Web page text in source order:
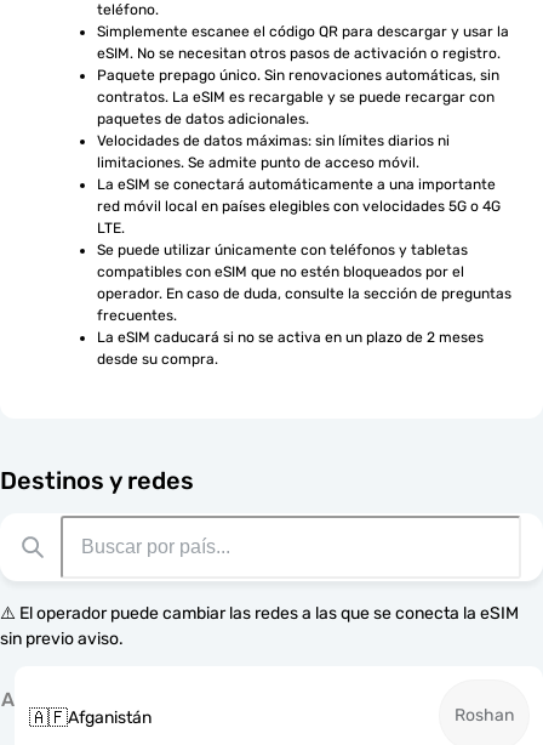
teléfono.
Simplemente escanee el código QR para descargar y usar la
eSIM. No se necesitan otros pasos de activación o registro.
Paquete prepago único. Sin renovaciones automáticas, sin
contratos. La eSIM es recargable y se puede recargar con
paquetes de datos adicionales.
Velocidades de datos máximas: sin límites diarios ni
limitaciones. Se admite punto de acceso móvil.
La eSIM se conectará automáticamente a una importante
red móvil local en países elegibles con velocidades 5G o 4G
LTE.
Se puede utilizar únicamente con teléfonos y tabletas
compatibles con eSIM que no estén bloqueados por el
operador. En caso de duda, consulte la sección de preguntas
frecuentes.
La eSIM caducará si no se activa en un plazo de 2 meses
desde su compra.
Destinos y redes
⚠️ El operador puede cambiar las redes a las que se conecta la eSIM
sin previo aviso.
A
🇦🇫Afganistán Roshan